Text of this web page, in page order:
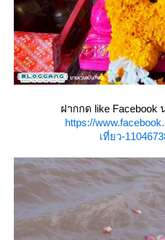
ฝากกด like Facebook
https://
เที่ยว-